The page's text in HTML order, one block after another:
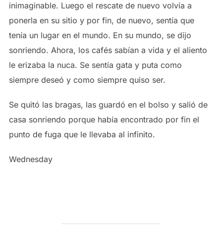
inimaginable. Luego el rescate de nuevo volvía a
ponerla en su sitio y por fin, de nuevo, sentía que
tenía un lugar en el mundo. En su mundo, se dijo
sonriendo. Ahora, los cafés sabían a vida y el aliento
le erizaba la nuca. Se sentía gata y puta como
siempre deseó y como siempre quiso ser.
Se quitó las bragas, las guardó en el bolso y salió de
casa sonriendo porque había encontrado por fin el
punto de fuga que le llevaba al infinito.
Wednesday